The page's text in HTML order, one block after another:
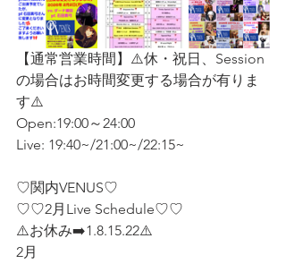
【通常営業時間】⚠️休・祝日、Session
の場合はお時間変更する場合が有りま
す⚠️
Open:19:00～24:00
Live: 19:40~/21:00~/22:15~
♡関内VENUS♡
♡♡2月Live Schedule♡♡
⚠️お休み➡️1.8.15.22⚠️
2月